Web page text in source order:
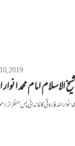
2019
شیخ الاسلام امام محمد